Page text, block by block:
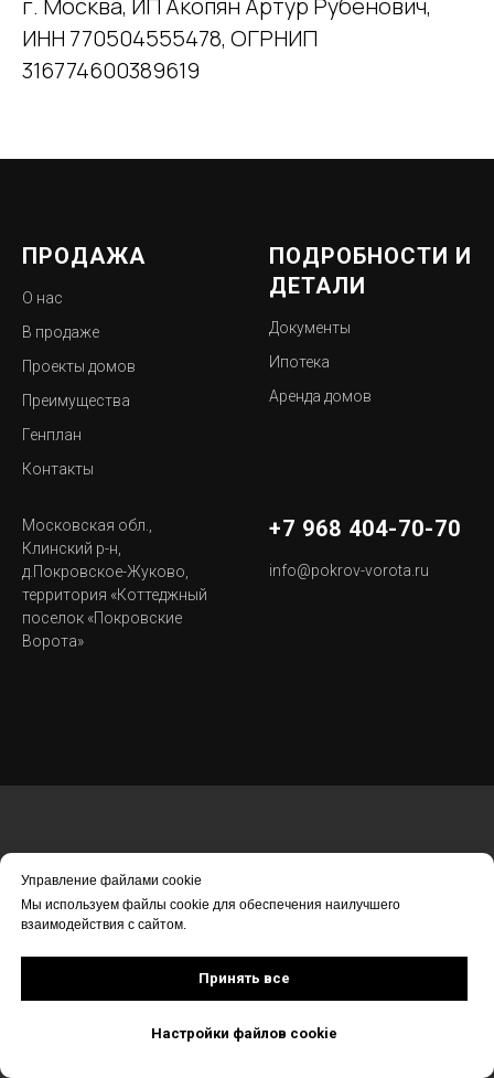
г. Москва, ИП Акопян Артур Рубенович,
ИНН 770504555478, ОГРНИП
316774600389619
Управление файлами cookie
Мы используем файлы cookie для обеспечения наилучшего
взаимодействия с сайтом.
Принять все
Настройки файлов cookie
ПРОДАЖА
О нас
В продаже
Проекты домов
Преимущества
Генплан
Контакты
ПОДРОБНОСТИ И
ДЕТАЛИ
Документы
Ипотека
Аренда домов
Московская обл.,
Клинский р-н,
д.Покровское-Жуково,
территория «Коттеджный
поселок «Покровские
Ворота»
+7 968 404-70-70
info@pokrov-vorota.ru
администраторов.